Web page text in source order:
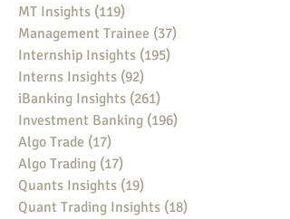
MT Insights (119)
Management Trainee (37)
Internship Insights (195)
Interns Insights (92)
iBanking Insights (261)
Investment Banking (196)
Algo Trade (17)
Algo Trading (17)
Quants Insights (19)
Quant Trading Insights (18)